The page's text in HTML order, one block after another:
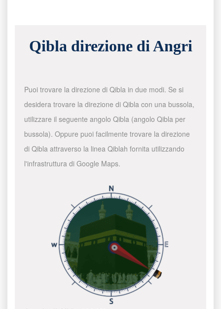
Qibla direzione di Angri
Puoi trovare la direzione di Qibla in due modi. Se si
desidera trovare la direzione di Qibla con una bussola,
utilizzare il seguente angolo Qibla (angolo Qibla per
bussola). Oppure puoi facilmente trovare la direzione
di Qibla attraverso la linea Qiblah fornita utilizzando
l'infrastruttura di Google Maps.